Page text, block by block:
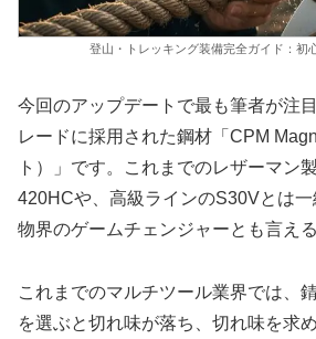
登山・トレッキング装備完全ガイド：初
今回のアップデートで最も筆者が注
レードに採用された鋼材 「CPM
ト）」 です。これまでのレザーマン
420HCや、高級ラインのS30Vとは
物界のゲームチェンジャーとも言え
これまでのマルチツール業界では、
を選ぶと切れ味が落ち、切れ味を求